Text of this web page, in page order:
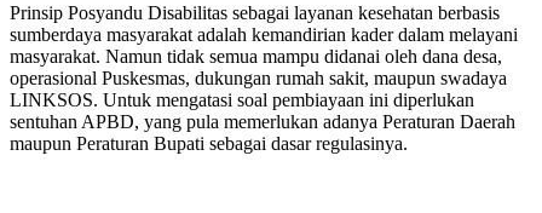
Prinsip Posyandu Disabilitas sebagai layanan kesehatan berbasis
sumberdaya masyarakat adalah kemandirian kader dalam melayani
masyarakat. Namun tidak semua mampu didanai oleh dana desa,
operasional Puskesmas, dukungan rumah sakit, maupun swadaya
LINKSOS. Untuk mengatasi soal pembiayaan ini diperlukan
sentuhan APBD, yang pula memerlukan adanya Peraturan Daerah
maupun Peraturan Bupati sebagai dasar regulasinya.